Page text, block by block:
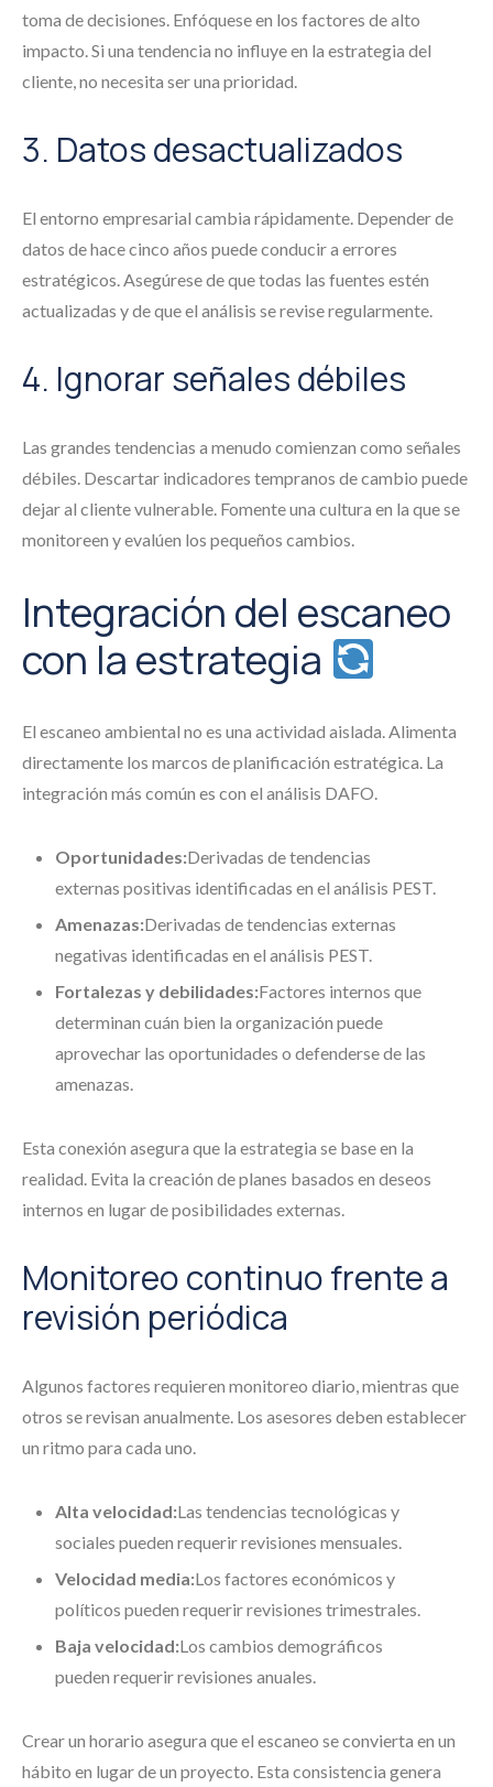
toma de decisiones. Enfóquese en los factores de alto
impacto. Si una tendencia no influye en la estrategia del
cliente, no necesita ser una prioridad.
3. Datos desactualizados
El entorno empresarial cambia rápidamente. Depender de
datos de hace cinco años puede conducir a errores
estratégicos. Asegúrese de que todas las fuentes estén
actualizadas y de que el análisis se revise regularmente.
4. Ignorar señales débiles
Las grandes tendencias a menudo comienzan como señales
débiles. Descartar indicadores tempranos de cambio puede
dejar al cliente vulnerable. Fomente una cultura en la que se
monitoreen y evalúen los pequeños cambios.
Integración del escaneo
con la estrategia
El escaneo ambiental no es una actividad aislada. Alimenta
directamente los marcos de planificación estratégica. La
integración más común es con el análisis DAFO.
Oportunidades:Derivadas de tendencias
externas positivas identificadas en el análisis PEST.
Amenazas:Derivadas de tendencias externas
negativas identificadas en el análisis PEST.
Fortalezas y debilidades:Factores internos que
determinan cuán bien la organización puede
aprovechar las oportunidades o defenderse de las
amenazas.
Esta conexión asegura que la estrategia se base en la
realidad. Evita la creación de planes basados en deseos
internos en lugar de posibilidades externas.
Monitoreo continuo frente a
revisión periódica
Algunos factores requieren monitoreo diario, mientras que
otros se revisan anualmente. Los asesores deben establecer
un ritmo para cada uno.
Alta velocidad:Las tendencias tecnológicas y
sociales pueden requerir revisiones mensuales.
Velocidad media:Los factores económicos y
políticos pueden requerir revisiones trimestrales.
Baja velocidad:Los cambios demográficos
pueden requerir revisiones anuales.
Crear un horario asegura que el escaneo se convierta en un
hábito en lugar de un proyecto. Esta consistencia genera